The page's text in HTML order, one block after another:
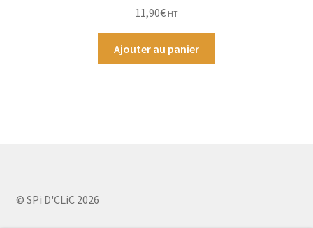
11,90€ HT
Ajouter au panier
© SPi D'CLiC 2026